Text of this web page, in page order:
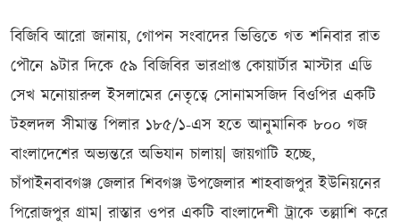
বিজিবি আরো জানায়, গোপন সংবাদের ভিত্তিতে গত শনিবার রাত
পৌনে ৯টার দিকে ৫৯ বিজিবির ভারপ্রাপ্ত কোয়ার্টার মাস্টার এডি
সেখ মনোয়ারুল ইসলামের নেতৃত্বে সোনামসজিদ বিওপির একটি
টহলদল সীমান্ত পিলার ১৮৫/১-এস হতে আনুমানিক ৮০০ গজ
বাংলাদেশের অভ্যন্তরে অভিযান চালায়| জায়গাটি হচ্ছে,
চাঁপাইনবাবগঞ্জ জেলার শিবগঞ্জ উপজেলার শাহবাজপুর ইউনিয়নের
পিরোজপুর গ্রাম| রাস্তার ওপর একটি বাংলাদেশী ট্রাকে তল্লাশি করে